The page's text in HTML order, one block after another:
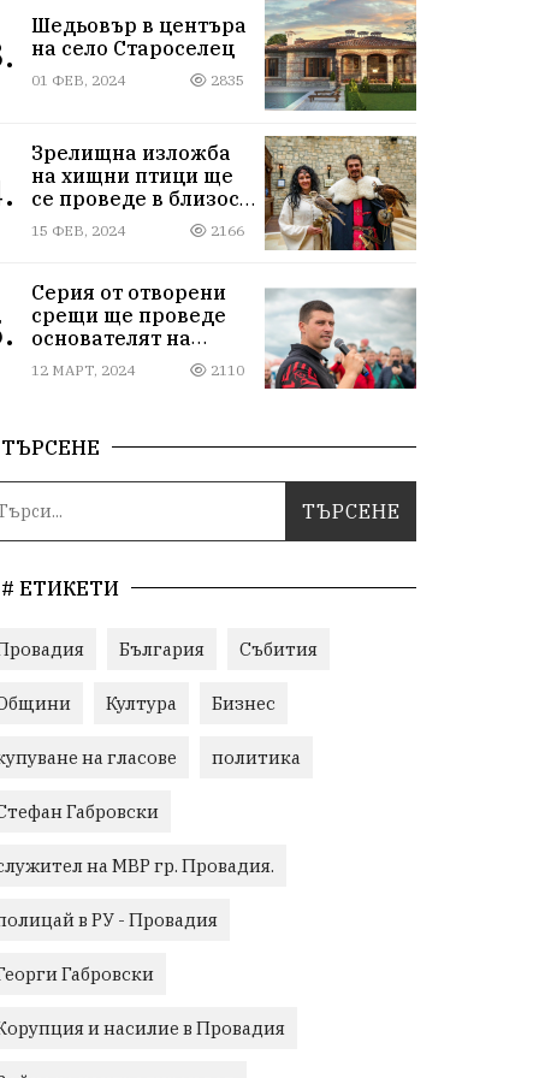
Шедьовър в центъра
на село Староселец
01 ФЕВ, 2024 2835
Зрелищна изложба
на хищни птици ще
се проведе в близост
до Провадия
15 ФЕВ, 2024 2166
Серия от отворени
срещи ще проведе
основателят на
Исторически парк
12 МАРТ, 2024 2110
ТЪРСЕНЕ
# ЕТИКЕТИ
България Събития
Култура Бизнес
на гласове политика
Габровски
на МВР гр. Провадия.
в РУ - Провадия
Габровски
и насилие в Провадия